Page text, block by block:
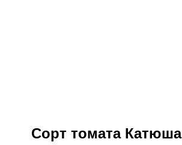
Сорт томата Катюша